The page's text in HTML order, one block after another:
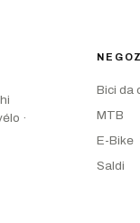
·
Bici da
MTB
E-Bike
Saldi